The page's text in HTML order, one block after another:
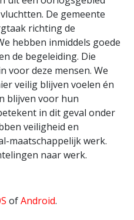
De gemeente
richting de
hebben inmiddels goede
de begeleiding. Die
voor deze mensen. We
veilig blijven voelen én
blijven voor hun
in dit geval onder
veiligheid en
maatschappelijk werk.
naar werk.
ofAndroid.